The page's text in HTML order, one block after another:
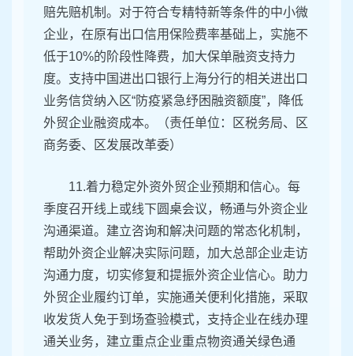
赔先赔机制。对于符合专精特新等条件的中小微
企业，在原有出口信用保险费率基础上，实施不
低于10%的阶段性降费，加大保单融资支持力
度。支持中国进出口银行上海分行的相关进出口
业务信贷纳入区“防疫紧急纾困融资额度”，降低
外贸企业融资成本。（责任单位：区税务局、区
商务委、区发展改革委）
11.着力稳定外资外贸企业预期和信心。每
季度召开线上或线下圆桌会议，畅通与外资企业
沟通渠道。建立咨询和解决问题的常态化机制，
帮助外资企业解决实际问题，加大总部企业走访
沟通力度，切实修复和提振外资企业信心。助力
外贸企业履约订单，实施通关便利化措施，采取
收发货人免于到场查验模式，支持企业在线办理
通关业务，建立重点企业重点物资通关绿色通